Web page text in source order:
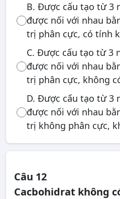
B. Được cấu tạo từ 3
được nối với nhau
trị phân cực, có tính
C. Được cấu tạo từ 3
được nối với nhau
trị phân cực, không
D. Được cấu tạo từ 3
được nối với nhau
trị không phân cực,
Câu 12
Cacbohidrat không